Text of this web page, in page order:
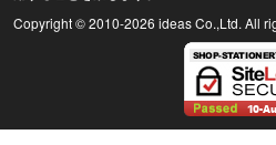
Copyright © 2010-2026 ideas Co.,Ltd. All